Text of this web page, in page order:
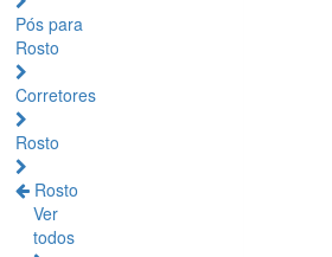
Pós para
Rosto
Corretores
Rosto
Rosto
Ver
todos